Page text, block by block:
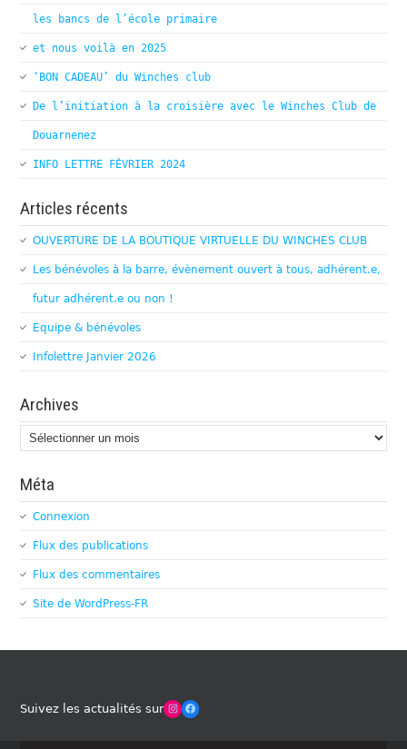
les bancs de l’école primaire
et nous voilà en 2025
‘BON CADEAU’ du Winches club
De l’initiation à la croisière avec le Winches Club de
Douarnenez
INFO LETTRE FÉVRIER 2024
Articles récents
OUVERTURE DE LA BOUTIQUE VIRTUELLE DU WINCHES CLUB
Les bénévoles à la barre, évènement ouvert à tous, adhérent.e,
futur adhérent.e ou non !
Equipe & bénévoles
Infolettre Janvier 2026
Archives
Archives
Méta
Connexion
Flux des publications
Flux des commentaires
Site de WordPress-FR
Suivez les actualités surWinches Club OfficielFacebook